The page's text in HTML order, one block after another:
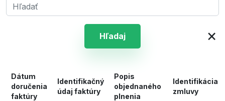
Hľadaj ×
Dátum
doručenia
faktúry
Identifikačný
údaj faktúry
Popis
objednaného
plnenia
Identifikácia
zmluvy